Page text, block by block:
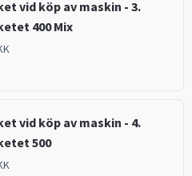
vid köp av maskin - 3.
400 Mix
vid köp av maskin - 4.
500